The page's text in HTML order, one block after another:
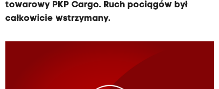
towarowy PKP Cargo. Ruch pociągów był
całkowicie wstrzymany.